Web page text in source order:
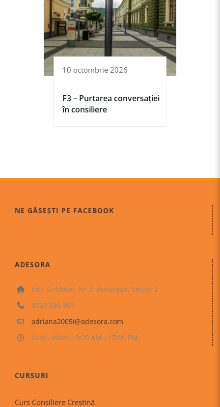
10 octombrie 2026
F3 – Purtarea conversației
în consiliere
NE GĂSEȘTI PE FACEBOOK
ADESORA
Intr. Colibiței, Nr 3, București, Sector 2
0723 336 807
adriana2005i@adesora.com
Luni - Vineri: 9:00 AM - 17:00 PM
CURSURI
Curs Consiliere Creştină